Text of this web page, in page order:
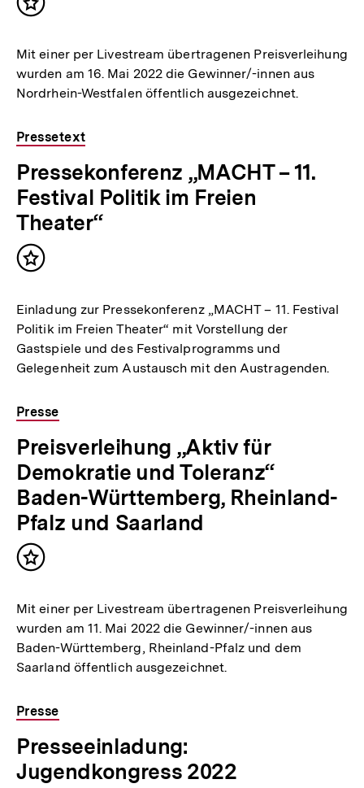
Inhalt
Mit einer per Livestream übertragenen Preisverleihung
wurden am 16. Mai 2022 die Gewinner/-innen aus
Nordrhein-Westfalen öffentlich ausgezeichnet.
Pressetext
Pressekonferenz „MACHT – 11.
Festival Politik im Freien
Theater“
Inhalt
Einladung zur Pressekonferenz „MACHT – 11. Festival
Politik im Freien Theater“ mit Vorstellung der
Gastspiele und des Festivalprogramms und
Gelegenheit zum Austausch mit den Austragenden.
Presse
Preisverleihung „Aktiv für
Demokratie und Toleranz“
Baden-Württemberg, Rheinland-
Pfalz und Saarland
Inhalt
Mit einer per Livestream übertragenen Preisverleihung
wurden am 11. Mai 2022 die Gewinner/-innen aus
Baden-Württemberg, Rheinland-Pfalz und dem
Saarland öffentlich ausgezeichnet.
Presse
Presseeinladung:
Jugendkongress 2022